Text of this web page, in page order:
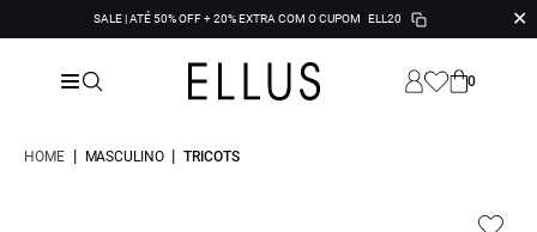
SALE | ATÉ 50% OFF + 20% EXTRA COM O CUPOM ELL20 ✕
0
HOME | MASCULINO | TRICOTS